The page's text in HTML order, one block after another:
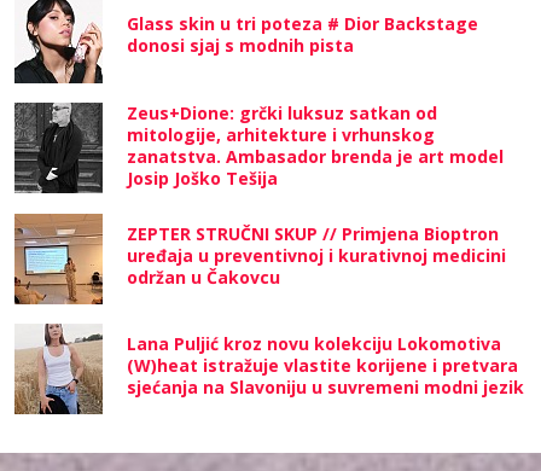
Glass skin u tri poteza # Dior Backstage
donosi sjaj s modnih pista
Zeus+Dione: grčki luksuz satkan od
mitologije, arhitekture i vrhunskog
zanatstva. Ambasador brenda je art model
Josip Joško Tešija
ZEPTER STRUČNI SKUP // Primjena Bioptron
uređaja u preventivnoj i kurativnoj medicini
održan u Čakovcu
Lana Puljić kroz novu kolekciju Lokomotiva
(W)heat istražuje vlastite korijene i pretvara
sjećanja na Slavoniju u suvremeni modni jezik